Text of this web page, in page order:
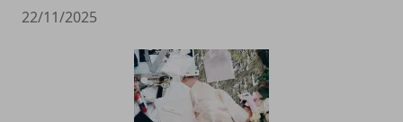
22/11/2025